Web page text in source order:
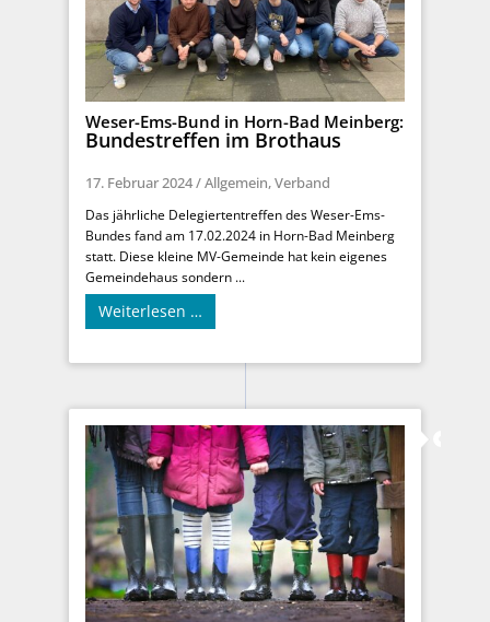
Weser-Ems-Bund in Horn-Bad Meinberg:
Bundestreffen im Brothaus
17. Februar 2024/Allgemein,Verband
Das jährliche Delegiertentreffen des Weser-Ems-
Bundes fand am 17.02.2024 in Horn-Bad Meinberg
statt. Diese kleine MV-Gemeinde hat kein eigenes
Gemeindehaus sondern ...
Weiterlesen …